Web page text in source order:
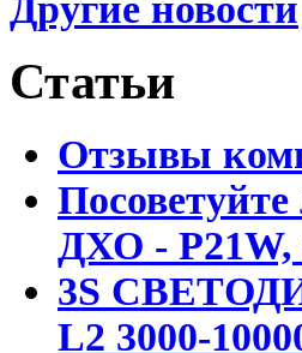
Статьи
Отзывы
ДХО - P21W,
3S
L2 3000-